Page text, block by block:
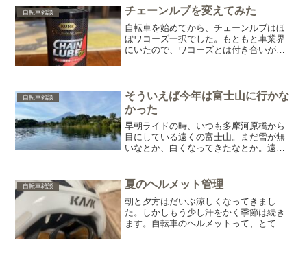
んだと、こいつが一番酷か...
自転車雑談 チェーンルブを変えてみた
自転車を始めてから、チェーンルブはほ
ぼワコーズ一択でした。もともと車業界
にいたので、ワコーズとは付き合いが長
イルに浮気してきましたが...
自転車雑談
そういえば今年は富士山に行かな
かった
早朝ライドの時、いつも多摩河原橋から
目にしている遠くの富士山。まだ雪が無
いなとか、白くなってきたなとか。遠く
たこと・・・そういえば、今年は富士山
行かなかったな・・・僕の...
自転車雑談 夏のヘルメット管理
朝と夕方はだいぶ涼しくなってきまし
た。しかしもう少し汗をかく季節は続き
ます。自転車のヘルメットって、とてつ